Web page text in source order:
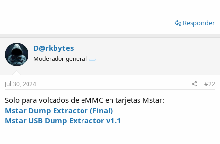
Responder
D@rkbytes
Moderador general
Jul 30, 2024 #22
Solo para volcados de eMMC en tarjetas Mstar:
Mstar Dump Extractor (Final)
Mstar USB Dump Extractor v1.1